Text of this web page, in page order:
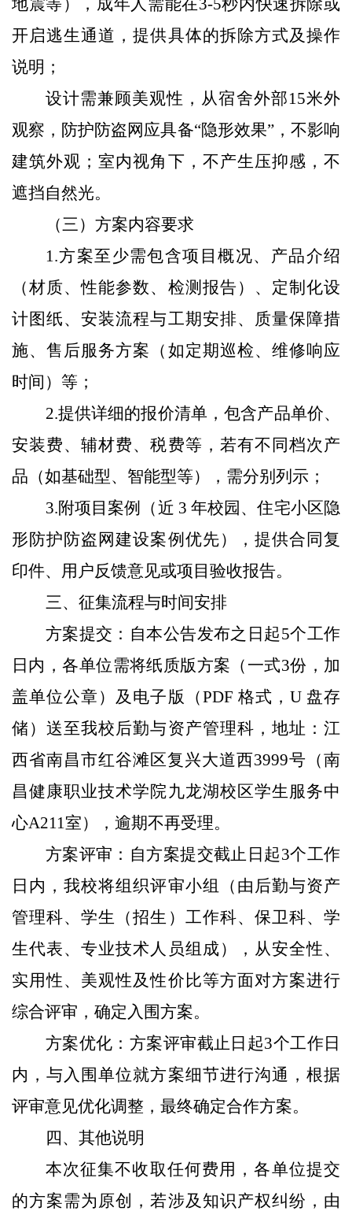
开启逃生通道，提供具体的拆除方式及操作
说明；
设计需兼顾美观性，从宿舍外部15米外
观察， 防护防盗网应具备“隐形效果”，不影响
建筑外观；室内视角下，不产生压抑感，不
遮挡自然光。
（三）方案内容要求
1.方案至少需包含项目概况、产品介绍
（材质、性能参数、检测报告）、定制化设
计图纸、安装流程与工期安排、质量保障措
施、售后服务方案（如定期巡检、维修响应
时间） 等 ；
2.提供详细的报价清单，包含产品单价、
安装费、辅材费、税费等，若有不同档次产
品（如基础型、智能型等），需分别列示；
3.附项目案例（近 3 年校园、住宅小区隐
形防护防盗网建设案例优先），提供合同复
印件、用户反馈意见或项目验收报告。
三、征集流程与时间安排
方案提交：自本公告发布之日起5个工作
日内 ，各单位需将纸质版方案（一式3份，加
盖单位公章）及电子版（PDF 格式 ， U 盘存
储）送至我校后勤与资产管理科 ， 地址：江
西省南昌市红谷滩区复兴大道西3999号（南
昌健康职业技术学院九龙湖校区学生服务中
心A211室）
，逾期不再受理。
方案评审： 自方案提交截止日起3个工作
日内，我校将组织评审小组（由后勤与资产
管理科、学生（招生）工作科、保卫科、学
生代表、专业技术人员组成），从安全性、
实用性、美观性及性价比等方面对方案进行
综合评审，确定入围方案。
方案优化： 方案评审截止日起3个工作日
内 ，与入围单位就方案细节进行沟通 ，根据
评审意见优化调整，最终确定合作方案。
四、其他说明
本次征集不收取任何费用，各单位提交
的方案需为原创，若涉及知识产权纠纷，由